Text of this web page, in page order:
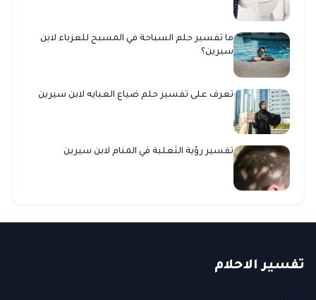
ما تفسير حلم السباحة في المسبح للعزباء لابن
سيرين؟
تعرف على تفسير حلم ضياع العبايه لابن سيرين
تفسير رؤية الثعلبة في المنام لابن سيرين
تفسير الاحلام